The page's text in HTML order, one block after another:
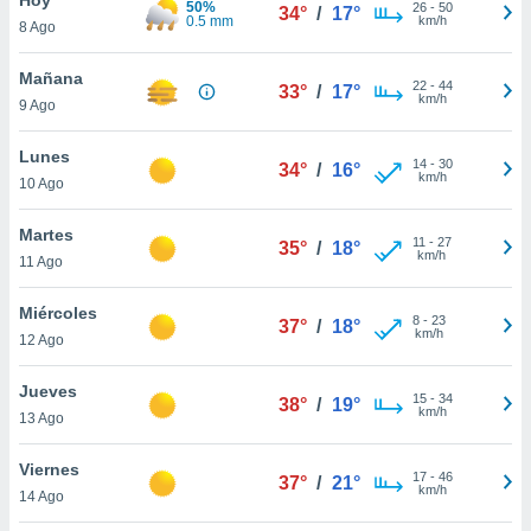
en
más
nuestra
de
cookies
aceptar
8 Ago
50%
0.5 mm
34° / 17° 26- 50
km/h
Mañana
9 Ago
33° / 17° 22- 44
km/h
Lunes
10 Ago
34° / 16° 14- 30
km/h
Martes
11 Ago
35° / 18° 11 - 27
km/h
Miércoles
12 Ago
37° / 18° 8- 23
km/h
Jueves
13 Ago
38° / 19° 15- 34
km/h
Viernes
14 Ago
37° / 21° 17- 46
km/h